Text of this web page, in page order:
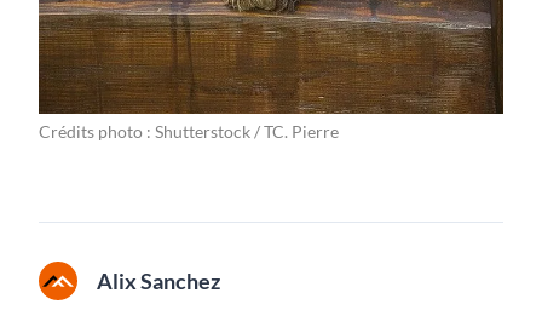
Crédits photo : Shutterstock / TC. Pierre
Alix Sanchez